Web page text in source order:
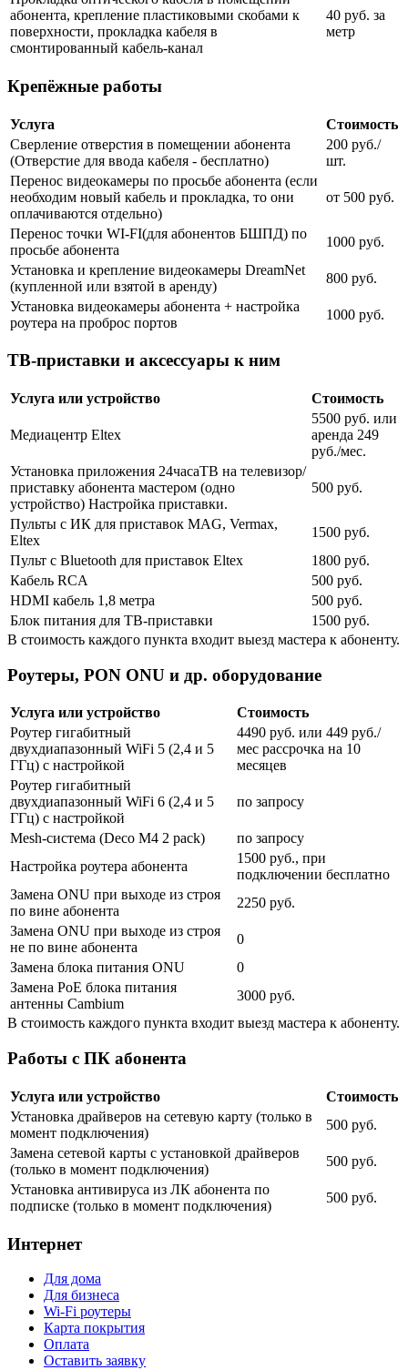
абонента, крепление пластиковыми скобами к
поверхности, прокладка кабеля в
смонтированный кабель-канал
40 руб. за
метр
Крепёжные работы
Услуга
Стоимость
Сверление отверстия в помещении абонента
(Отверстие для ввода кабеля - бесплатно)
200 руб./
шт.
Перенос видеокамеры по просьбе абонента (если
необходим новый кабель и прокладка, то они
оплачиваются отдельно)
от 500 руб.
Перенос точки WI-FI(для абонентов БШПД) по
просьбе абонента
1000 руб.
Установка и крепление видеокамеры DreamNet
(купленной или взятой в аренду)
800 руб.
Установка видеокамеры абонента + настройка
роутера на проброс портов
1000 руб.
ТВ-приставки и аксессуары к ним
Услуга или устройство Стоимость
Медиацентр Eltex
5500 руб. или
аренда 249
руб./мес.
Установка приложения 24часаТВ на телевизор/
приставку абонента мастером (одно
устройство) Настройка приставки.
500 руб.
Пульты с ИК для приставок MAG, Vermax,
Eltex
1500 руб.
Пульт с Bluetooth для приставок Eltex
1800 руб.
Кабель RCA
500 руб.
HDMI кабель 1,8 метра
500 руб.
Блок питания для ТВ-приставки
1500 руб.
В стоимость каждого пункта входит выезд мастера к абоненту.
Роутеры, PON ONU и др. оборудование
Услуга или устройство
Стоимость
Роутер гигабитный
двухдиапазонный WiFi 5 (2,4 и 5
ГГц) с настройкой
4490 руб. или 449 руб./
мес рассрочка на 10
месяцев
Роутер гигабитный
двухдиапазонный WiFi 6 (2,4 и 5
ГГц) с настройкой
по запросу
Mesh-система (Deco M4 2 pack)
по запросу
Настройка роутера абонента
1500 руб., при
подключении бесплатно
Замена ONU при выходе из строя
по вине абонента
2250 руб.
Замена ONU при выходе из строя
не по вине абонента
0
Замена блока питания ONU
0
Замена PoE блока питания
антенны Cambium
3000 руб.
В стоимость каждого пункта входит выезд мастера к абоненту.
Работы с ПК абонента
Услуга или устройство
Стоимость
Установка драйверов на сетевую карту (только в
момент подключения)
500 руб.
Замена сетевой карты с установкой драйверов
(только в момент подключения)
500 руб.
Установка антивируса из ЛК абонента по
подписке (только в момент подключения)
500 руб.
Интернет
Для дома
Для бизнеса
Wi-Fi роутеры
Карта покрытия
Оплата
Оставить заявку